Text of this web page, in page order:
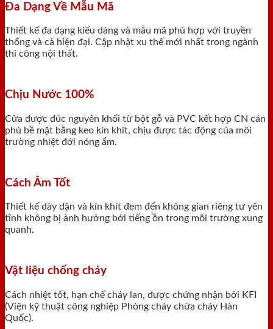
Đa Dạng Về Mẫu Mã
Thiết kế đa dạng kiểu dáng và mẫu mã phù hợp với truyền
thống và cả hiện đại. Cập nhật xu thế mới nhất trong ngành
thi công nội thất.
Chịu Nước 100%
Cửa được đúc nguyên khối từ bột gỗ và PVC kết hợp CN cán
phủ bề mặt bằng keo kín khít, chịu được tác động của môi
trường nhiệt đới nóng ẩm.
Cách Âm Tốt
Thiết kế dày dặn và kín khít đem đến không gian riêng tư yên
tĩnh không bị ảnh hưởng bới tiếng ồn trong môi trường xung
quanh.
Vật liệu chống cháy
Cách nhiệt tốt, hạn chế cháy lan, được chứng nhận bởi KFI
(Viện kỹ thuật công nghiệp Phòng cháy chữa cháy Hàn
Quốc).